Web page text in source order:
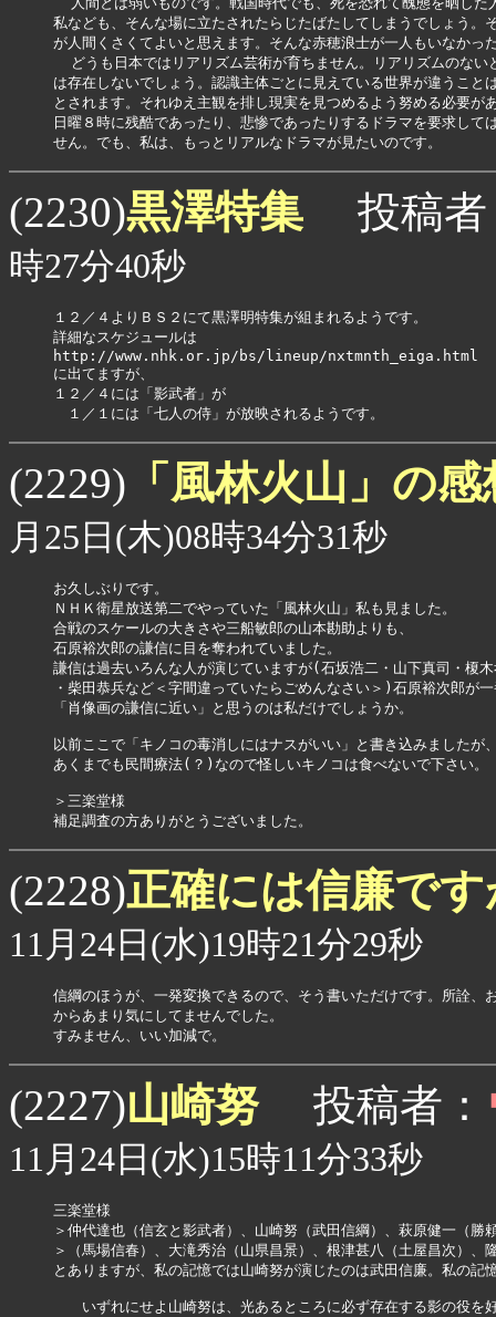
私なども、そんな場に立たされたらじたばたしてしまうでしょう。
が人間くさくてよいと思えます。そんな赤穂浪士が一人もいなかっ
どうも日本ではリアリズム芸術が育ちません。リアリズムのない
は存在しないでしょう。認識主体ごとに見えている世界が違うこと
とされます。それゆえ主観を排し現実を見つめるよう努める必要が
日曜８時に残酷であったり、悲惨であったりするドラマを要求して
せん。でも、私は、もっとリアルなドラマが見たいのです。
(2230)黒澤特集 投稿者
時27分40秒
１２／４よりＢＳ２にて黒澤明特集が組まれるようです。
詳細なスケジュールは
http://www.nhk.or.jp/bs/lineup/nxtmnth_eiga.html
に出てますが、
１２／４には「影武者」が
１／１には「七人の侍」が放映されるようです。
(2229) 「風林火山」の
月25日(木)08時34分31秒
お久しぶりです。
ＮＨＫ衛星放送第二でやっていた「風林火山」私も見ました。
合戦のスケールの大きさや三船敏郎の山本勘助よりも、
石原裕次郎の謙信に目を奪われていました。
謙信は過去いろんな人が演じていますが(石坂浩二・山下真司・榎
・柴田恭兵など＜字間違っていたらごめんなさい＞)石原裕次郎が
「肖像画の謙信に近い」と思うのは私だけでしょうか。
以前ここで「キノコの毒消しにはナスがいい」と書き込みましたが
あくまでも民間療法(？)なので怪しいキノコは食べないで下さい。
＞三楽堂様
補足調査の方ありがとうございました。
(2228)正確には信廉で
11月24日(水)19時21分29秒
信綱のほうが、一発変換できるので、そう書いただけです。所詮、
からあまり気にしてませんでした。
すみません、いい加減で。
(2227)山崎努 投稿者：
11月24日(水)15時11分33秒
三楽堂様
＞仲代達也（信玄と影武者）、山崎努（武田信綱）、萩原健一（勝
＞（馬場信春）、大滝秀治（山県昌景）、根津甚八（土屋昌次）、
とありますが、私の記憶では山崎努が演じたのは武田信廉。私の記
いずれにせよ山崎努は、光あるところに必ず存在する影の役を